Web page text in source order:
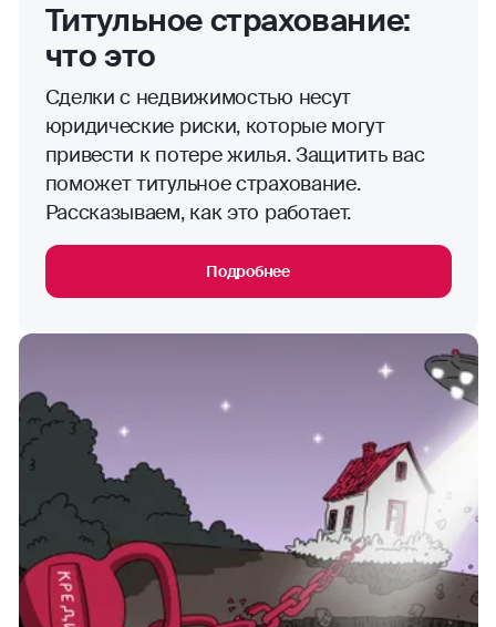
Титульное страхование:
что это
Сделки с недвижимостью несут
юридические риски, которые могут
привести к потере жилья. Защитить вас
поможет титульное страхование.
Рассказываем, как это работает.
Подробнее